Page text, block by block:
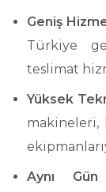
Geniş
Türkiye
teslimat
Yüksek
makineleri,
Aynı